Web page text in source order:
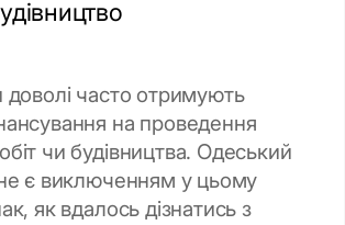
доволі часто отримують
на проведення
чи будівництва. Одеський
є виключенням у цьому
як вдалось дізнатись з